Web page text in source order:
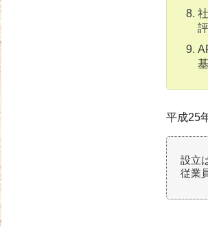
平成25
設立
従業